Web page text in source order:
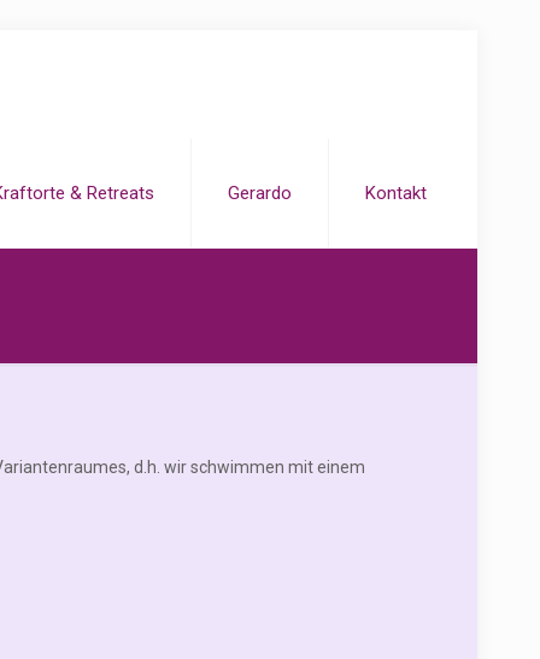
& Retreats Gerardo Kontakt
d.h. wir schwimmen mit einem